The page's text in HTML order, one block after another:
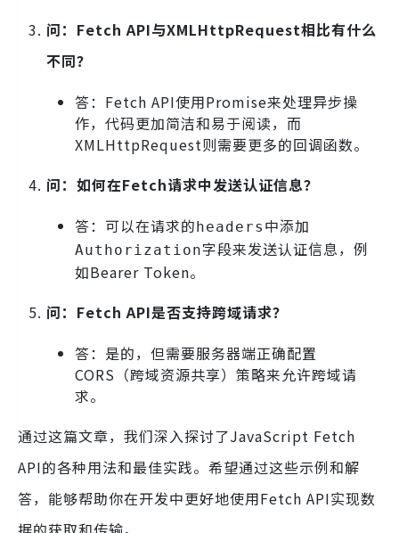
问：Fetch API与XMLHttpRequest相比有什么
不同？
答：Fetch API使用Promise来处理异步操
作，代码更加简洁和易于阅读，而
XMLHttpRequest则需要更多的回调函数。
问：如何在Fetch请求中发送认证信息？
答：可以在请求的 headers 中添加
Authorization字段来发送认证信息，例
如Bearer Token。
问：Fetch API是否支持跨域请求？
答：是的，但需要服务器端正确配置
CORS（跨域资源共享）策略来允许跨域请
求。
通过这篇文章，我们深入探讨了JavaScript Fetch
API的各种用法和最佳实践。希望通过这些示例和解
答，能够帮助你在开发中更好地使用Fetch API实现数